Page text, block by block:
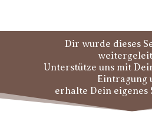
Dir wurde dieses
Unterstütze uns mit
Eintragung
erhalte Dein eigenes